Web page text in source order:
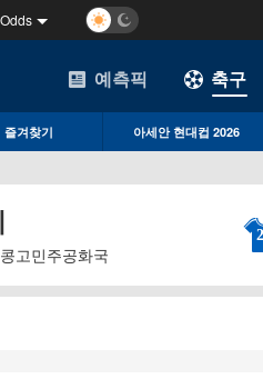
예측픽 축구
즐겨찾기 아세안 현대컵 2026
콩고민주공화국